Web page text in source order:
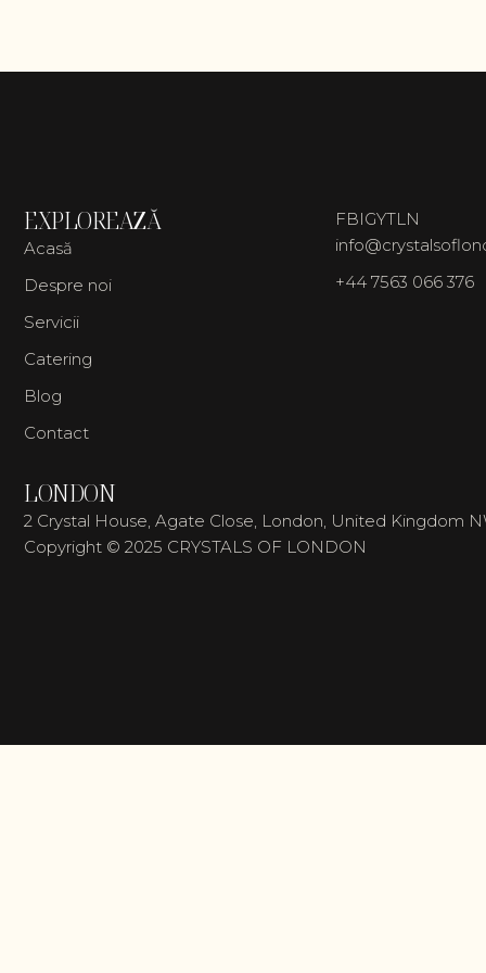
EXPLOREAZĂ
Acasă
Despre noi
Servicii
Catering
Blog
Contact
FBIGYTLN
+44 7563 066 376
LONDON
2 Crystal House, Agate Close, London, United Kingdom
Copyright © 2025 CRYSTALS OF LONDON